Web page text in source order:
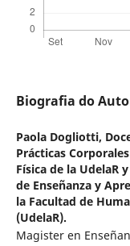
Biografia do
Paola Dogliotti,
Prácticas
Física de la UdelaR
de Enseñanza y
la Facultad de
(UdelaR).
Magister en